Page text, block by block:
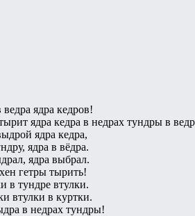
ядра кедров!
ядра кедра в недрах тундры в
ядра кедра,
ядра в вёдра.
ядра выбрал.
гетры тырить!
в тундре втулки.
втулки в куртки.
в недрах тундры!